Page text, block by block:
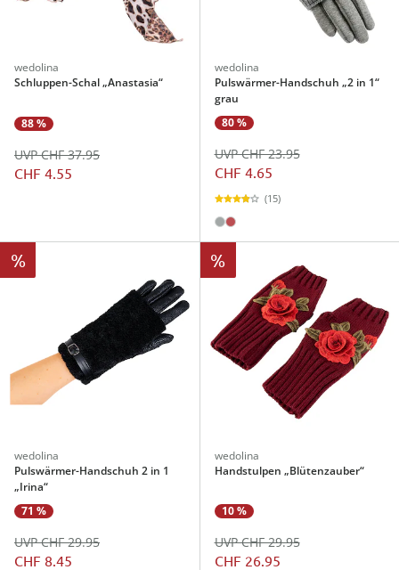
wedolina
Schluppen-Schal „Anastasia“
88 %
CHF 4.55
UVP CHF 37.95
wedolina
Pulswärmer-Handschuh „2 in 1“
grau
80 %
CHF 4.65
UVP CHF 23.95
(15)
%
wedolina
Pulswärmer-Handschuh 2 in 1
„Irina“
71 %
CHF 8.45
UVP CHF 29.95
%
wedolina
Handstulpen „Blütenzauber“
10 %
CHF 26.95
UVP CHF 29.95